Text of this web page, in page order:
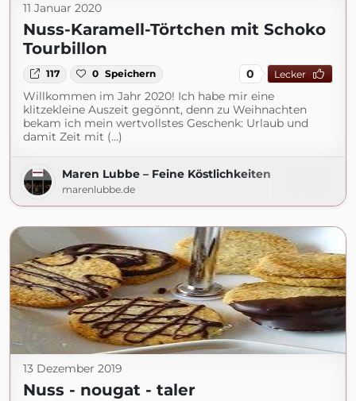
11 Januar 2020
Nuss-Karamell-Törtchen mit Schoko
Tourbillon
117 0 Speichern 0 Lecker
Willkommen im Jahr 2020! Ich habe mir eine
klitzekleine Auszeit gegönnt, denn zu Weihnachten
bekam ich mein wertvollstes Geschenk: Urlaub und
damit Zeit mit (...)
Maren Lubbe – Feine Köstlichkeiten
marenlubbe.de
13 Dezember 2019
Nuss - nougat - taler